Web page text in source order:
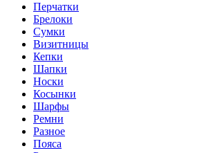
Перчатки
Брелоки
Сумки
Визитницы
Кепки
Шапки
Носки
Косынки
Шарфы
Ремни
Разное
Пояса